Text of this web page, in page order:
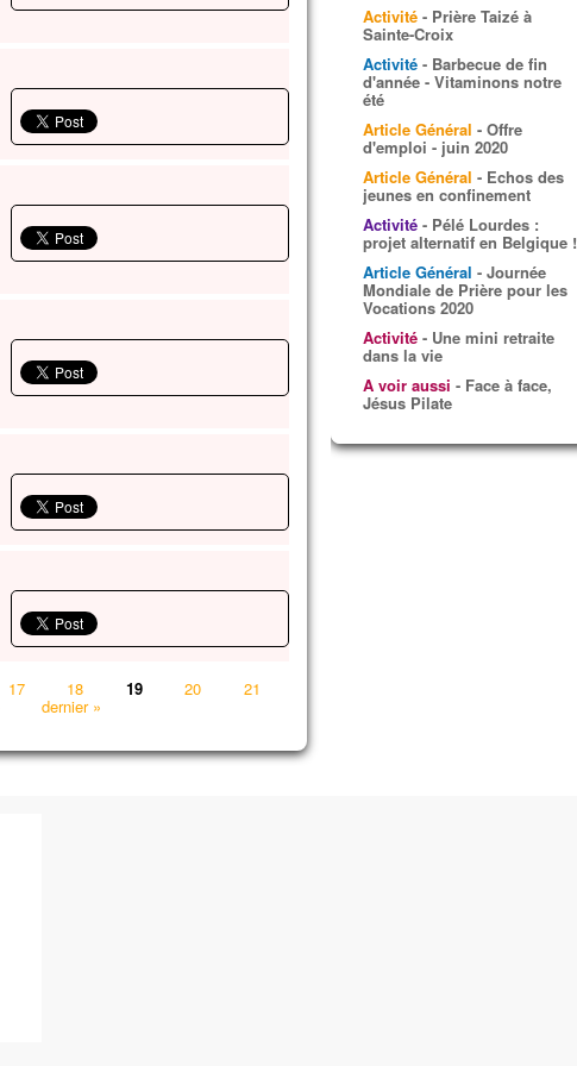
17 18 19 20 21
dernier »
Activité - Prière Taizé à
Sainte-Croix
Activité - Barbecue de fin
d'année - Vitaminons notre
été
Article Général - Offre
d'emploi - juin 2020
Article Général - Echos des
jeunes en confinement
Activité - Pélé Lourdes :
projet alternatif en Belgique !
Article Général - Journée
Mondiale de Prière pour les
Vocations 2020
Activité - Une mini retraite
dans la vie
A voir aussi - Face à face,
Jésus Pilate